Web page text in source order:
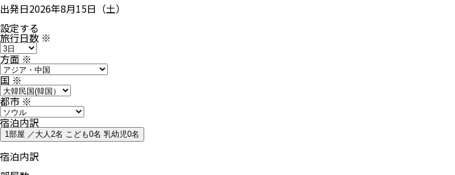
出発日2026年8月15日（土）
設定する
旅行日数 ※
方面※
国※
都市※
宿泊内訳
1部屋 ／大人2名 こども0名 乳幼児0名
宿泊内訳